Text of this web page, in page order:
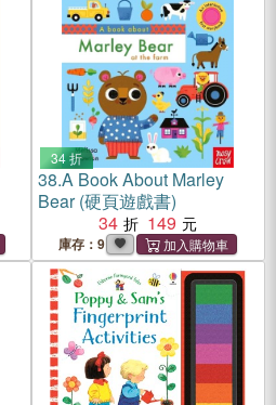
34 折
38.A Book About Marley
Bear (硬頁遊戲書)
34
149
庫存：9